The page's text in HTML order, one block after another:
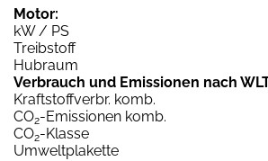
Motor:
kW / PS
Treibstoff
Hubraum
Verbrauch und Emissionen nach
Kraftstoffverbr. komb.
CO2-Emissionen komb.
CO2-Klasse
Umweltplakette